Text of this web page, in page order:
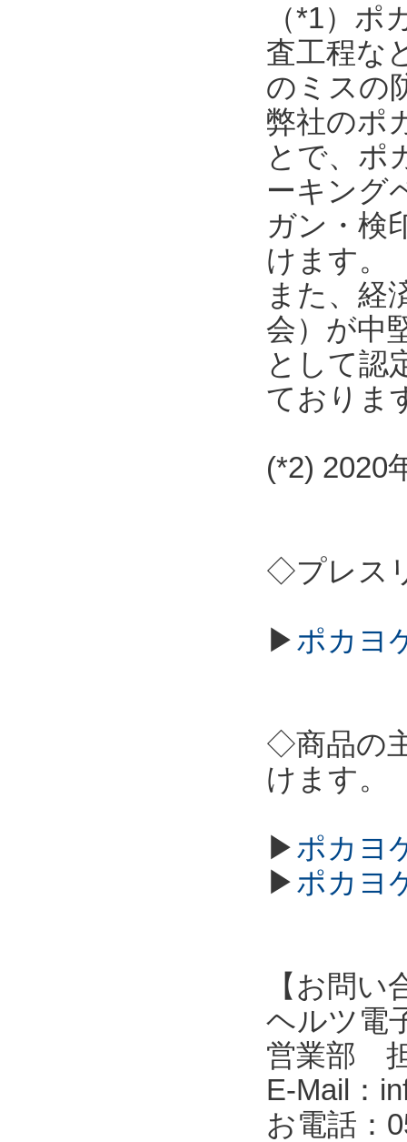
（*1）
査工程な
のミスの
弊社のポ
とで、ポ
ーキング
ガン・検
けます。
また、経
会）が中
として認
ておりま
(*2) 2020
◇プレス
▶ポカヨ
◇商品の
けます。
▶ポカヨ
▶ポカヨ
【お問い
ヘルツ電
営業部
E-Mail：
お電話：